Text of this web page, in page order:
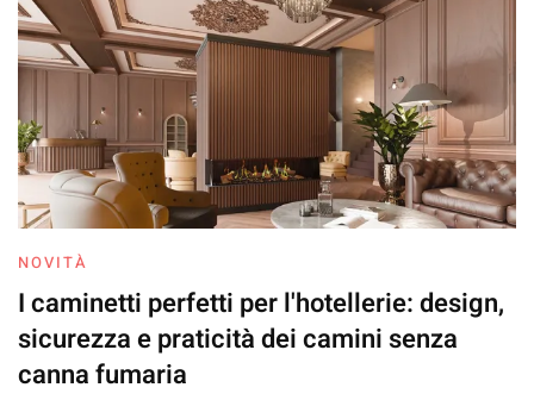
NOVITÀ
I caminetti perfetti per l'hotellerie: design,
sicurezza e praticità dei camini senza
canna fumaria